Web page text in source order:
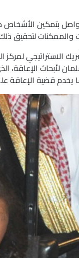
بتمكين
والممكنات لتحقيق
لمركز
لأبحاث الإعاقة،
قضية الإعاقة